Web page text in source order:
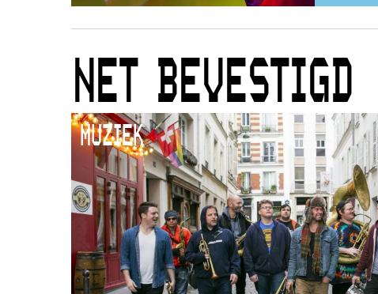
NET BEVESTIGD
MUZIEK